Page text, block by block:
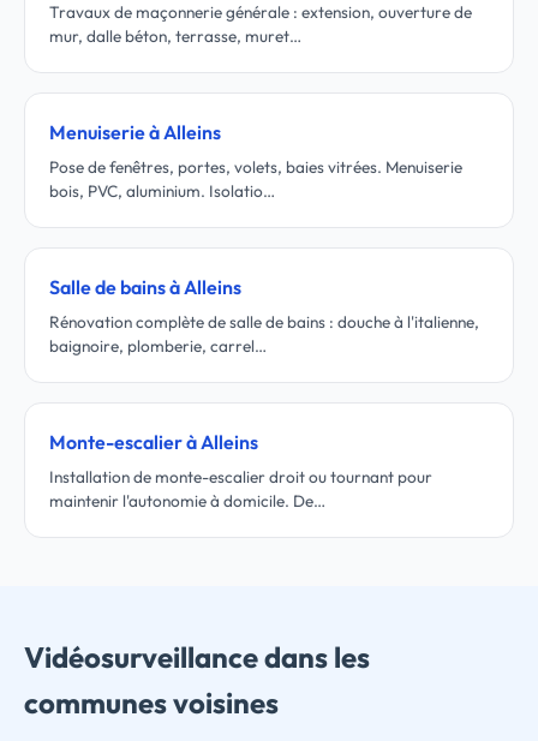
Travaux de maçonnerie générale : extension, ouverture de
mur, dalle béton, terrasse, muret…
Menuiserie à Alleins
Pose de fenêtres, portes, volets, baies vitrées. Menuiserie
bois, PVC, aluminium. Isolatio…
Salle de bains à Alleins
Rénovation complète de salle de bains : douche à l'italienne,
baignoire, plomberie, carrel…
Monte-escalier à Alleins
Installation de monte-escalier droit ou tournant pour
maintenir l'autonomie à domicile. De…
Vidéosurveillance dans les
communes voisines